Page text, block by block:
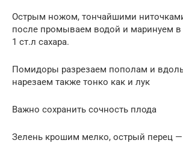
Острым ножом, тончайшими
после промываем водой и маринуем в
1 ст.л сахара.
Помидоры разрезаем пополам и
нарезаем также тонко как и лук
Важно сохранить сочность плода
Зелень крошим мелко, острый перец